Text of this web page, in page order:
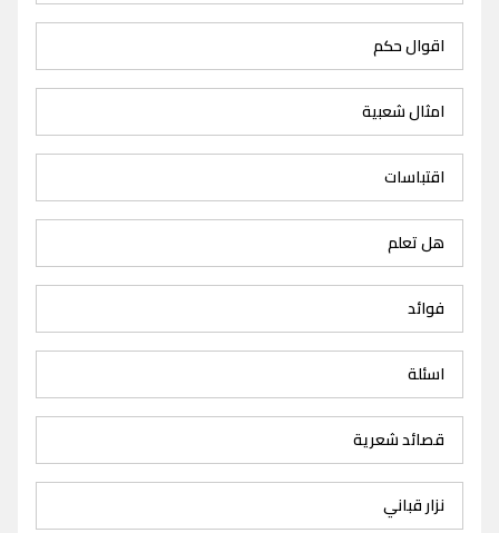
اقوال حكم
امثال شعبية
اقتباسات
هل تعلم
فوائد
اسئلة
قصائد شعرية
نزار قباني